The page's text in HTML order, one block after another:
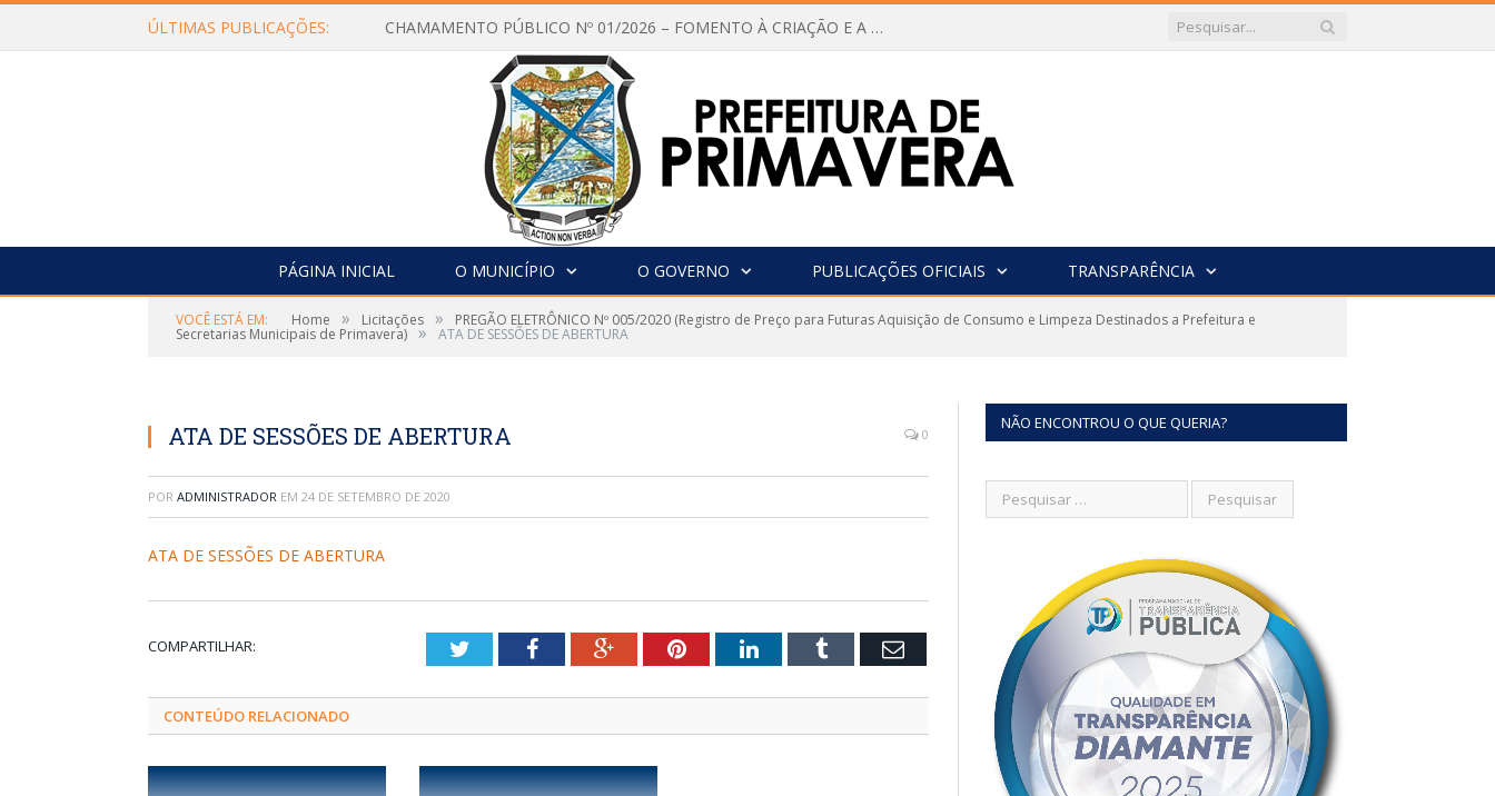
ÚLTIMAS PUBLICAÇÕES: CHAMAMENTO PÚBLICO Nº 01/2026 – FOMENTO À CRIAÇÃO E A CIRCULAÇÃO DE PRODUÇÕES CULTURAIS – Aldir Blanc
PÁGINA INICIAL O MUNICÍPIO O GOVERNO PUBLICAÇÕES OFICIAIS TRANSPARÊNCIA
VOCÊ ESTÁ EM: Home » Licitações » PREGÃO ELETRÔNICO Nº 005/2020 (Registro de Preço para Futuras Aquisição de Consumo e Limpeza Destinados a Prefeitura e
Secretarias Municipais de Primavera) » ATA DE SESSÕES DE ABERTURA
ATA DE SESSÕES DE ABERTURA 0
POR ADMINISTRADOR EM 24 DE SETEMBRO DE 2020
ATA DE SESSÕES DE ABERTURA
COMPARTILHAR: TwitterFacebookGoogle+PinterestLinkedInTumblr Email
CONTEÚDO RELACIONADO
NÃO ENCONTROU O QUE QUERIA?